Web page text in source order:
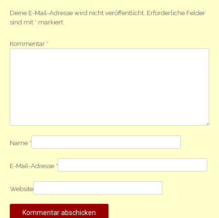
Deine E-Mail-Adresse wird nicht veröffentlicht. Erforderliche Felder
sind mit * markiert
Kommentar *
Name *
E-Mail-Adresse *
Website